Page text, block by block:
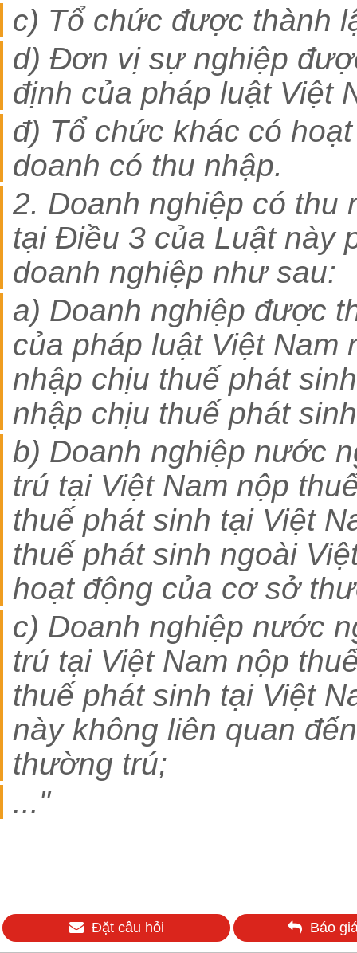
c) Tổ chức được thành
d) Đơn vị sự nghiệp
định của pháp luật Việt
đ) Tổ chức khác có
doanh có thu nhập.
2. Doanh nghiệp có thu
tại Điều 3 của Luật này
doanh nghiệp như sau:
a) Doanh nghiệp được
của pháp luật Việt Nam
nhập chịu thuế phát
nhập chịu thuế phát
b) Doanh nghiệp nước
trú tại Việt Nam nộp
thuế phát sinh tại Việt
thuế phát sinh ngoài
hoạt động của cơ sở
c) Doanh nghiệp nước
trú tại Việt Nam nộp
thuế phát sinh tại Việt
này không liên quan
thường trú;
..."
Đặt câu hỏi Báo